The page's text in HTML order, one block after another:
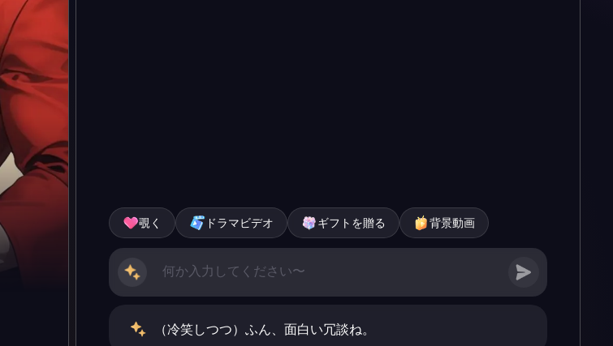
覗く ドラマビデオ ギフトを贈る 背景動画
（冷笑しつつ）ふん、面白い冗談ね。